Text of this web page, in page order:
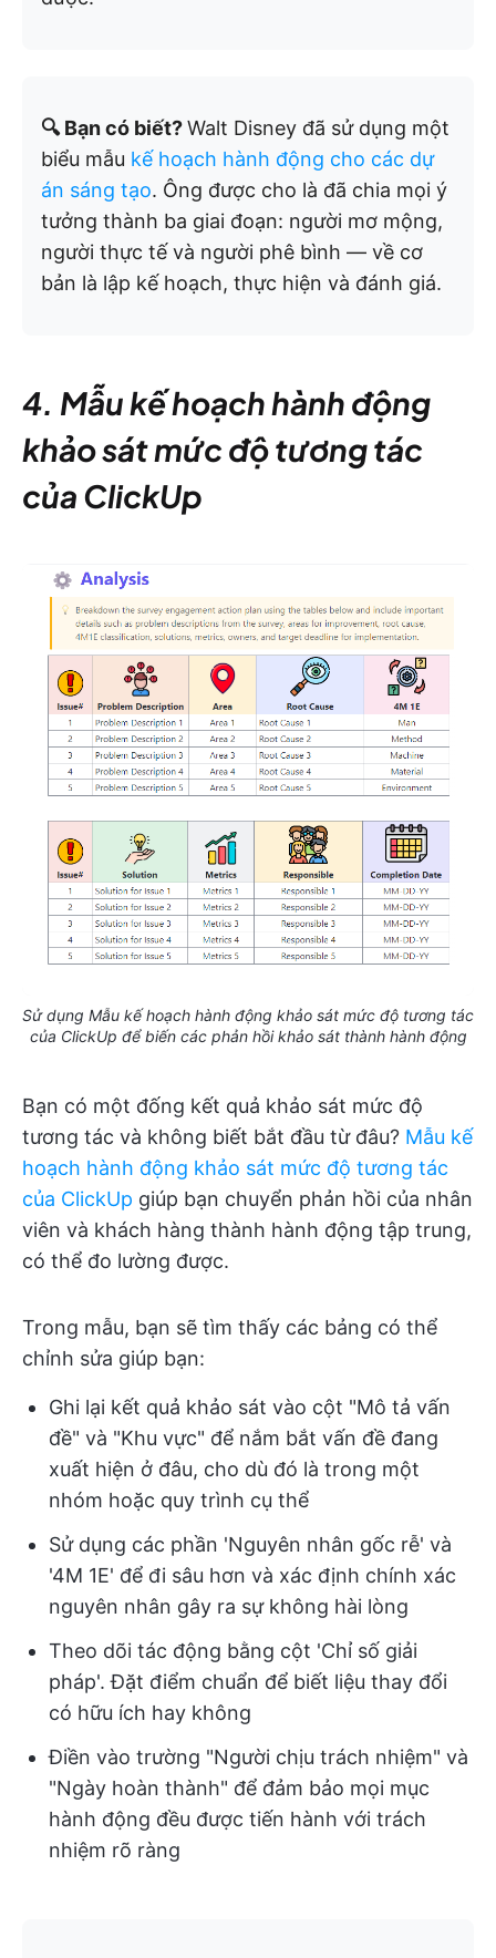
🔍 Bạn có biết?Walt Disney đã sử dụng một
biểu mẫu kế hoạch hành động cho các dự
án sáng tạo. Ông được cho là đã chia mọi ý
tưởng thành ba giai đoạn: người mơ mộng,
người thực tế và người phê bình — về cơ
bản là lập kế hoạch, thực hiện và đánh giá.
4. Mẫu kế hoạch hành động
khảo sát mức độ tương tác
của ClickUp
Sử dụng Mẫu kế hoạch hành động khảo sát mức độ tương tác
của ClickUp để biến các phản hồi khảo sát thành hành động
Bạn có một đống kết quả khảo sát mức độ
tương tác và không biết bắt đầu từ đâu? Mẫu kế
hoạch hành động khảo sát mức độ tương tác
của ClickUp giúp bạn chuyển phản hồi của nhân
viên và khách hàng thành hành động tập trung,
có thể đo lường được.
Trong mẫu, bạn sẽ tìm thấy các bảng có thể
chỉnh sửa giúp bạn:
Ghi lại kết quả khảo sát vào cột "Mô tả vấn
đề" và "Khu vực" để nắm bắt vấn đề đang
xuất hiện ở đâu, cho dù đó là trong một
nhóm hoặc quy trình cụ thể
Sử dụng các phần 'Nguyên nhân gốc rễ' và
'4M 1E' để đi sâu hơn và xác định chính xác
nguyên nhân gây ra sự không hài lòng
Theo dõi tác động bằng cột 'Chỉ số giải
pháp'. Đặt điểm chuẩn để biết liệu thay đổi
có hữu ích hay không
Điền vào trường "Người chịu trách nhiệm" và
"Ngày hoàn thành" để đảm bảo mọi mục
hành động đều được tiến hành với trách
nhiệm rõ ràng